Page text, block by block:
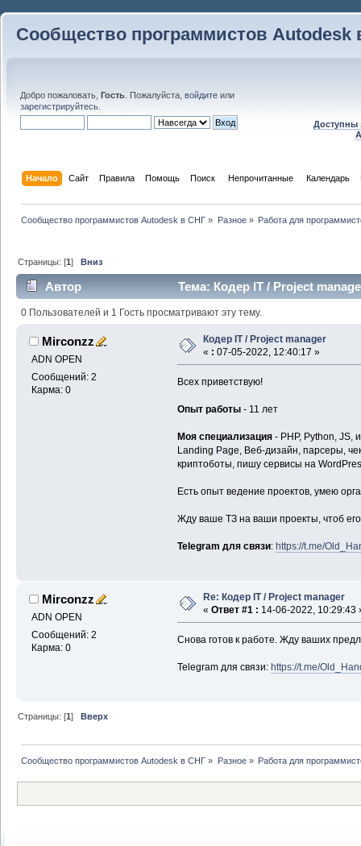
Сообщество программистов Autodesk
Добро пожаловать, Гость . Пожалуйста, войдите или
зарегистрируйтесь
Доступны
Начало Сайт Правила Помощь Поиск Непрочитанные Календарь
Сообщество программистов Autodesk в СНГ » Разное» Работа для
Страницы: [1]Вниз
Автор Тема: Кодер IT / Project
0 Пользователей и 1 Гость просматривают эту тему.
Mirconzz
ADN OPEN
Сообщений: 2
Карма: 0
Кодер IT / Project manager
« : 07-05-2022, 12:40:17 »
Всех приветствую!
Опыт работы- 11 лет
Моя специализация- PHP, Python, JS,
Landing Page, Веб-дизайн, парсеры,
криптоботы, пишу сервисы на
Есть опыт ведение проектов, умею
Жду ваше ТЗ на ваши проекты, чтоб
Telegram для связи: https://t.me/
Mirconzz
ADN OPEN
Сообщений: 2
Карма: 0
Re: Кодер IT / Project manager
« Ответ #1 : 14-06-2022, 10:29:43
Снова готов к работе. Жду ваших
Telegram для связи: https://t.me/
Страницы: [1]Вверх
Сообщество программистов Autodesk в СНГ » Разное» Работа для